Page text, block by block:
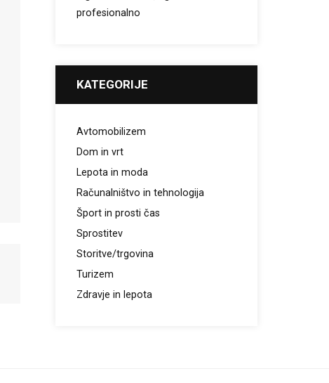
profesionalno
KATEGORIJE
Avtomobilizem
Dom in vrt
Lepota in moda
Računalništvo in tehnologija
Šport in prosti čas
Sprostitev
Storitve/trgovina
Turizem
Zdravje in lepota